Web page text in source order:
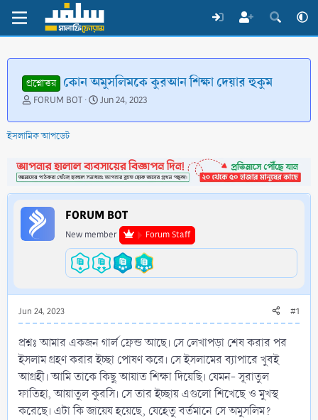
প্রশ্নোত্তর কোন অমুসলিমকে কুরআন শিক্ষা দেয়ার হুকুম
T
r
e
d
s
t
a
r
t
FORUM BOT
S
a
d
a
t
e
Jun 24, 2023
ইসলামিক আপডেট
FORUM BOT
New member Forum Staff
Jun 24, 2023 #1
প্রশ্নঃ আমার একজন গার্ল ফ্রেন্ড আছে। সে লেখাপড়া শেষ করার পর
ইসলাম গ্রহণ করার ইচ্ছা পোষণ করে। সে ইসলামের ব্যাপারে খুবই
আগ্রহী। আমি তাকে কিছু আয়াত শিক্ষা দিয়েছি। যেমন- সূরাতুল
ফাতিহা, আয়াতুল কুরসি। সে তার ইচ্ছায় এগুলো শিখেছে ও মুখস্থ
করেছে। এটা কি জায়েয হয়েছে, যেহেতু বর্তমানে সে অমুসলিম?